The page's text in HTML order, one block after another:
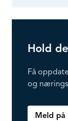
Hold
Få
og
Meld på